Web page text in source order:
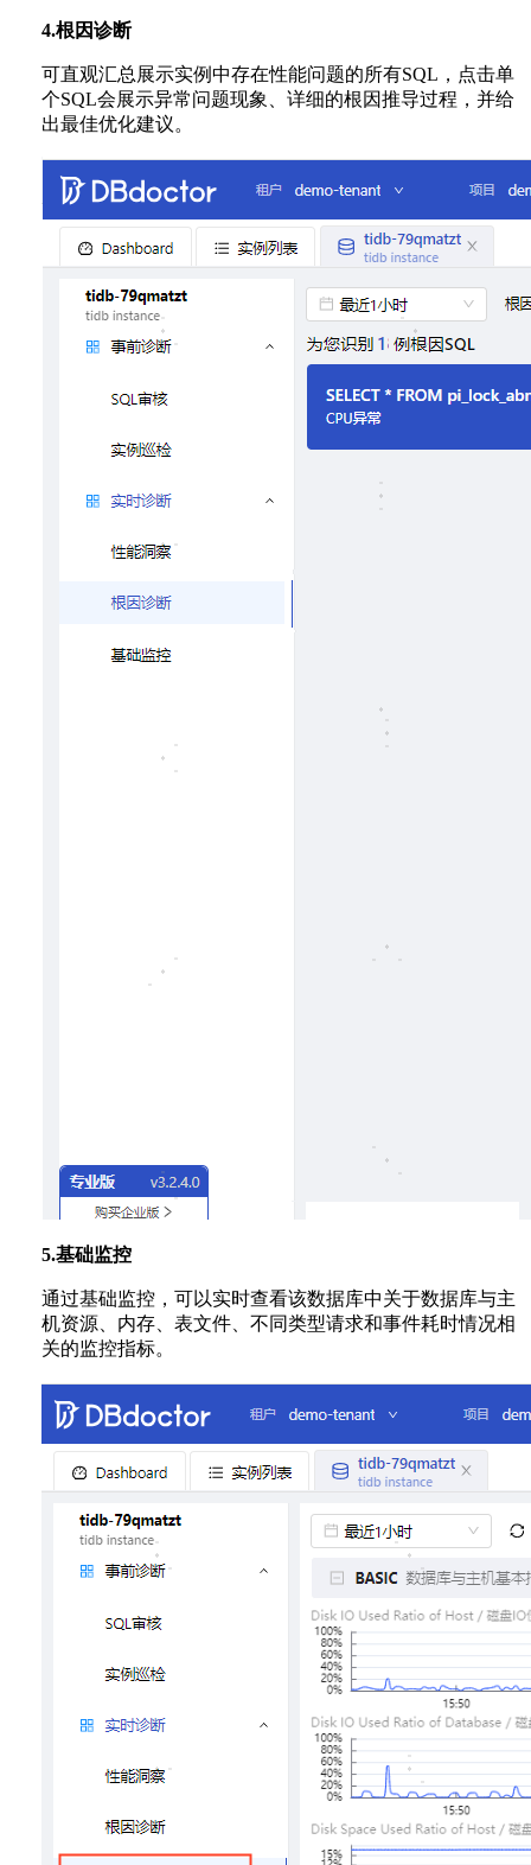
4.根因诊断
可直观汇总展示实例中存在性能问题的所有SQL，点击单
个SQL会展示异常问题现象、详细的根因推导过程，并给
出最佳优化建议。
5.基础监控
通过基础监控，可以实时查看该数据库中关于数据库与主
机资源、内存、表文件、不同类型请求和事件耗时情况相
关的监控指标。